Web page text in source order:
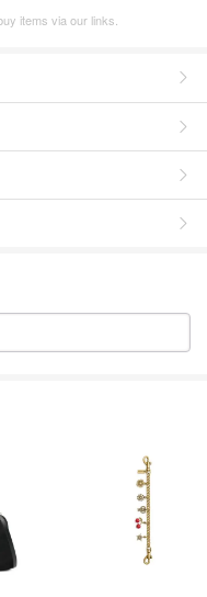
items via our links.